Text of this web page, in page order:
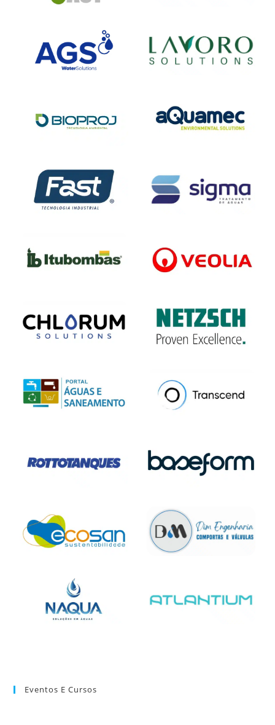
Eventos E Cursos